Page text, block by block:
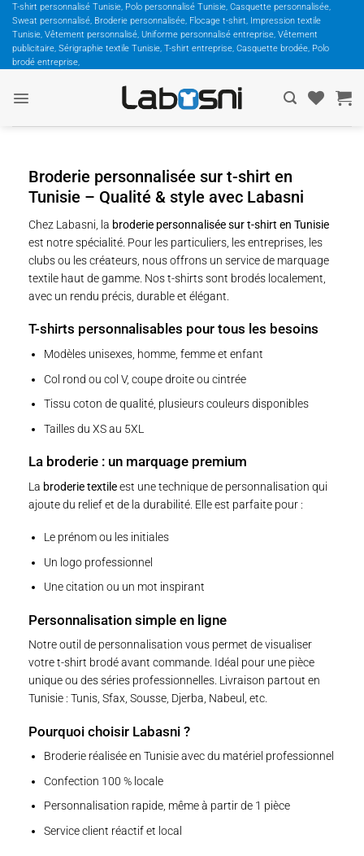
Passer
contenu
T-shirt personnalisé Tunisie, Polo personnalisé Tunisie, Casquette personnalisée,
Sweat personnalisé, Broderie personnalisée, Flocage t-shirt, Impression textile
Tunisie, Vêtement personnalisé, Uniforme personnalisé entreprise, Vêtement
publicitaire, Sérigraphie textile Tunisie, T-shirt entreprise, Casquette brodée, Polo
brodé entreprise,
Broderie personnalisée sur t-shirt en
Tunisie – Qualité & style avec Labasni
Chez Labasni, la broderie personnalisée sur t-shirt en Tunisie
est notre spécialité. Pour les particuliers, les entreprises, les
clubs ou les créateurs, nous offrons un service de marquage
textile haut de gamme. Nos t-shirts sont brodés localement,
avec un rendu précis, durable et élégant.
T-shirts personnalisables pour tous les besoins
Modèles unisexes, homme, femme et enfant
Col rond ou col V, coupe droite ou cintrée
Tissu coton de qualité, plusieurs couleurs disponibles
Tailles du XS au 5XL
La broderie : un marquage premium
La broderie textileest une technique de personnalisation qui
ajoute du relief et de la durabilité. Elle est parfaite pour :
Le prénom ou les initiales
Un logo professionnel
Une citation ou un mot inspirant
Personnalisation simple en ligne
Notreoutil de personnalisation vous permet de visualiser
votre t-shirt brodé avant commande. Idéal pour une pièce
unique ou des séries professionnelles. Livraison partout en
Tunisie : Tunis, Sfax, Sousse, Djerba, Nabeul, etc.
Pourquoi choisir Labasni ?
Broderie réalisée en Tunisie avec du matériel professionnel
Confection 100 % locale
Personnalisation rapide, même à partir de 1 pièce
Service client réactif et local